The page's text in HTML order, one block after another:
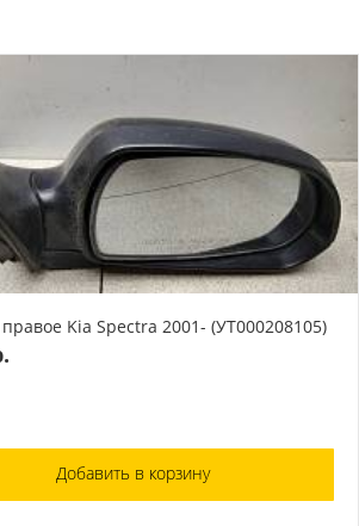
Kia Spectra 2001- (УТ000208105)
Добавить в корзину